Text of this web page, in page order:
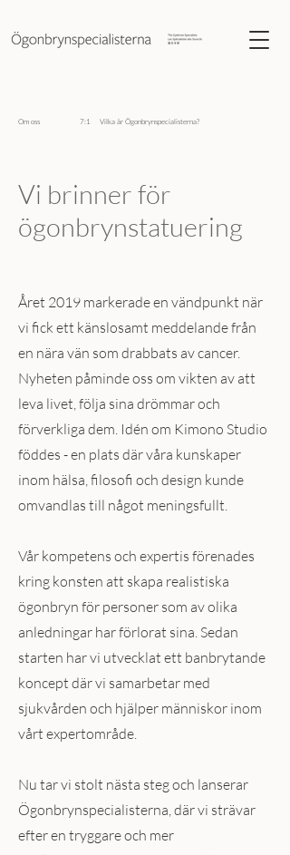
Om oss 7:1 Vilka är Ögonbrynspecialisterna?
Vi brinner för
ögonbrynstatuering
Året 2019 markerade en vändpunkt när
vi fick ett känslosamt meddelande från
en nära vän som drabbats av cancer.
Nyheten påminde oss om vikten av att
leva livet, följa sina drömmar och
förverkliga dem. Idén om Kimono Studio
föddes - en plats där våra kunskaper
inom hälsa, filosofi och design kunde
omvandlas till något meningsfullt.
Vår kompetens och expertis förenades
kring konsten att skapa realistiska
ögonbryn för personer som av olika
anledningar har förlorat sina. Sedan
starten har vi utvecklat ett banbrytande
koncept där vi samarbetar med
sjukvården och hjälper människor inom
vårt expertområde.
Nu tar vi stolt nästa steg och lanserar
Ögonbrynspecialisterna, där vi strävar
efter en tryggare och mer